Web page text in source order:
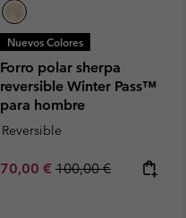
Nuevos Colores
Forro polar sherpa
reversible Winter Pass™
para hombre
Reversible
Sale price:
70,00 € Regular price:
100,00 €